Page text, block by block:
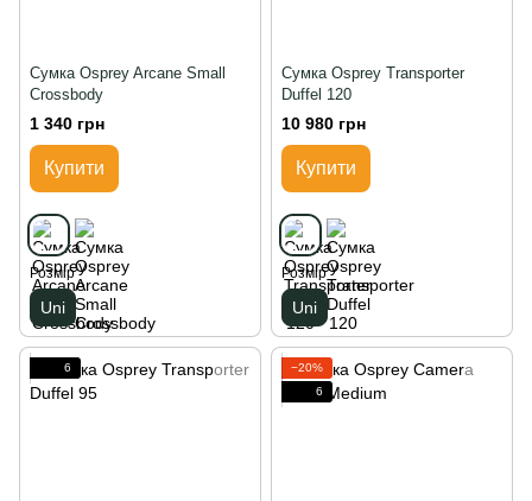
Сумка Osprey Arcane Small
Crossbody
1 340 грн
Купити
Розмір
Uni
Сумка Osprey Transporter
Duffel 120
10 980 грн
Купити
Розмір
Uni
6
−20%
6